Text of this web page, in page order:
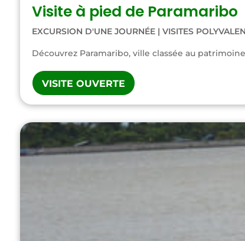
Visite à pied de Paramaribo
EXCURSION D'UNE JOURNÉE| VISITES
Découvrez Paramaribo, ville classée au
VISITE OUVERTE